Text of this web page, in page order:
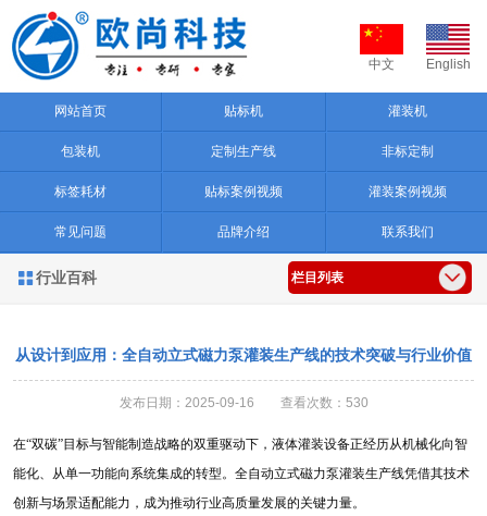
中文 English
网站首页 贴标机 灌装机
包装机 定制生产线 非标定制
标签耗材 贴标案例视频 灌装案例视频
常见问题 品牌介绍 联系我们
 行业百科 栏目列表
从设计到应用：全自动立式磁力泵灌装生产线的技术突破与行业价值
发布日期：2025-09-16 查看次数：530
在“双碳”目标与智能制造战略的双重驱动下，液体灌装设备正经历从机械化向智
能化、从单一功能向系统集成的转型。全自动立式磁力泵灌装生产线凭借其技术
创新与场景适配能力，成为推动行业高质量发展的关键力量。